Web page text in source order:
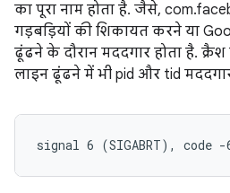
का पूरा नाम होता है. जैसे,
गड़बड़ियों की शिकायत करने या
ढूंढने के दौरान मददगार होता है.
लाइन ढूंढने में भी pid और tid